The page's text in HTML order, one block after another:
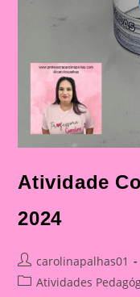
Atividade
2024
Post
author:
carolinapalhas01
PostAtividades